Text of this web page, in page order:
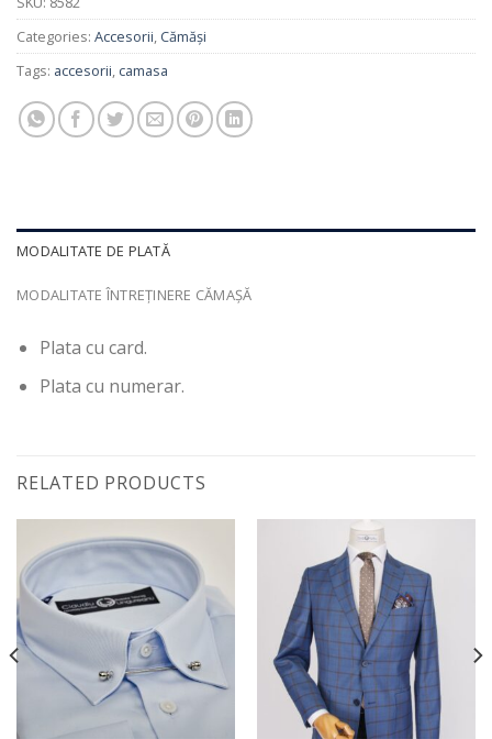
Categories: Accesorii, Cămăși
Tags: accesorii, camasa
MODALITATE DE PLATĂ
MODALITATE ÎNTREȚINERE CĂMAȘĂ
Plata cu card.
Plata cu numerar.
RELATED PRODUCTS